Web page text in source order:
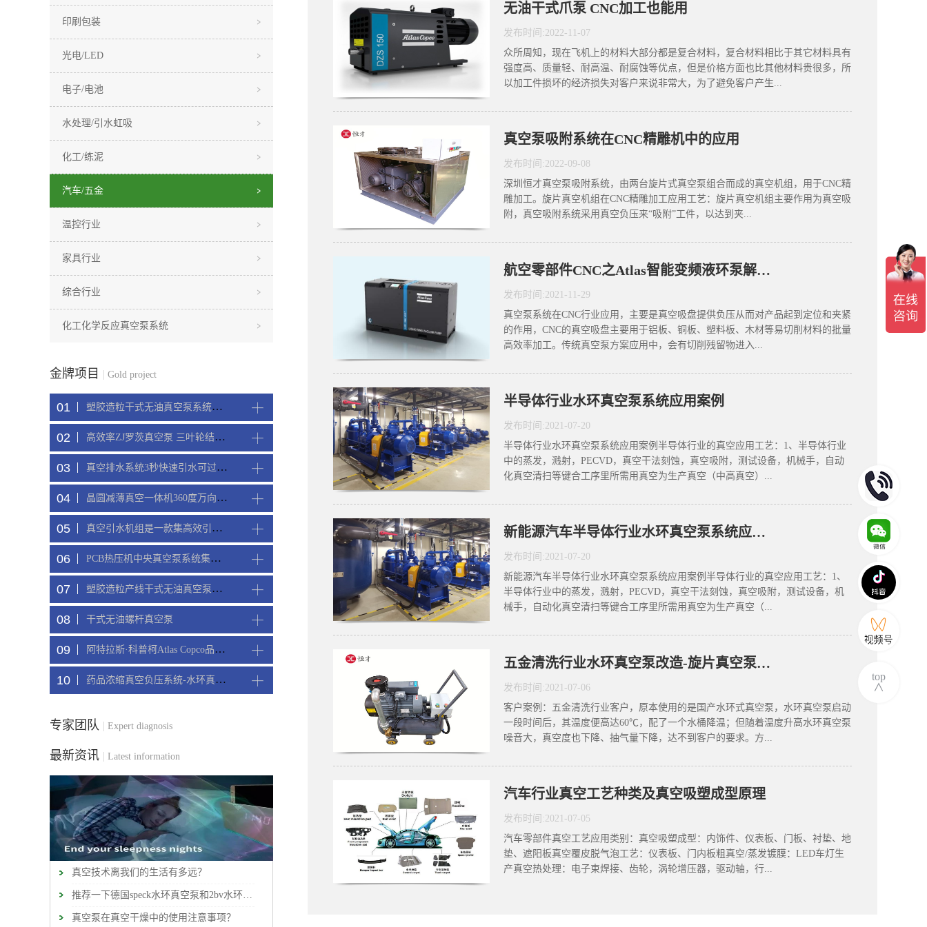
印刷包装
光电/LED
电子/电池
水处理/引水虹吸
化工/练泥
汽车/五金
温控行业
家具行业
综合行业
化工化学反应真空泵系统
金牌项目 | Gold project
塑胶造粒干式无油真空泵系统带动多条产线集中抽真空环保节能
01
高效率ZJ罗茨真空泵 三叶轮结构 抽速快 真空度高
02
真空排水系统3秒快速引水可过滤沙石
03
晶圆减薄真空一体机360度万向轮，可以集中过滤粉尘
04
真空引水机组是一款集高效引水装置可过滤泥水沙石
05
PCB热压机中央真空泵系统集中抽真空
06
塑胶造粒产线干式无油真空泵系统集中抽真空
07
干式无油螺杆真空泵
08
阿特拉斯·科普柯Atlas Copco品牌CNC精雕机配套螺杆真空机组
09
药品浓缩真空负压系统-水环真空机组
10
专家团队 | Expert diagnosis
最新资讯 | Latest information
真空技术离我们的生活有多远？
推荐一下德国speck水环真空泵和2bv水环真空泵
真空泵在真空干燥中的使用注意事项？
无油干式爪泵 CNC加工也能用
发布时间: 2022- -07
众所周知，现在飞机上的材料大部分都是复合材料，复合材料相比于其它材料具有
强度高、质量轻、耐高温、耐腐蚀等优点，但是价格方面也比其他材料贵很多，所
以加工件损坏的经济损失对客户来说非常大，为了避免客户产生...
真空泵吸附系统在CNC精雕机中的应用
发布时间: 2022-09-08
深圳恒才真空泵吸附系统，由两台旋片式真空泵组合而成的真空机组，用于CNC精
雕加工。旋片真空机组在CNC精雕加工应用工艺：旋片真空机组主要作用为真空吸
附，真空吸附系统采用真空负压来“吸附”工件，以达到夹...
航空零部件CNC之Atlas智能变频液环泵解决方案应用
发布时间: 2021 - -29
真空泵系统在CNC行业应用，主要是真空吸盘提供负压从而对产品起到定位和夹紧
的作用，CNC的真空吸盘主要用于铝板、铜板、塑料板、木材等易切削材料的批量
高效率加工。传统真空泵方案应用中，会有切削残留物进入...
半导体行业水环真空泵系统应用案例
发布时间: 2021 -07-20
半导体行业水环真空泵系统应用案例半导体行业的真空应用工艺：1、半导体行业
中的蒸发，溅射，PECVD，真空干法刻蚀，真空吸附，测试设备，机械手，自动
化真空清扫等键合工序里所需用真空为生产真空（中高真空）...
新能源汽车半导体行业水环真空泵系统应用案例
发布时间: 2021 -07-20
新能源汽车半导体行业水环真空泵系统应用案例半导体行业的真空应用工艺：1、
半导体行业中的蒸发，溅射，PECVD，真空干法刻蚀，真空吸附，测试设备，机
械手，自动化真空清扫等键合工序里所需用真空为生产真空（...
五金清洗行业水环真空泵改造-旋片真空泵小车应用案例
发布时间: 2021 -07-06
客户案例：五金清洗行业客户，原本使用的是国产水环式真空泵，水环真空泵启动
一段时间后，其温度便高达60℃，配了一个水桶降温；但随着温度升高水环真空泵
噪音大，真空度也下降、抽气量下降，达不到客户的要求。方...
汽车行业真空工艺种类及真空吸塑成型原理
发布时间: 2021 -07-05
汽车零部件真空工艺应用类别：真空吸塑成型：内饰件、仪表板、门板、衬垫、地
垫、遮阳板真空覆皮脱气泡工艺：仪表板、门内板粗真空/蒸发镀膜：LED车灯生
产真空热处理：电子束焊接、齿轮，涡轮增压器，驱动轴，行...
top
∧